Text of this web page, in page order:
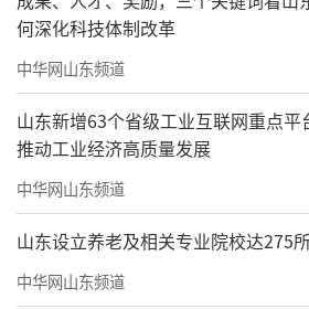
何深化科技体制改革
中华网山东频道
山东新增63个省级工业互联网重点平
推动工业经济高质量发展
中华网山东频道
山东设立养老及相关专业院校达275
中华网山东频道